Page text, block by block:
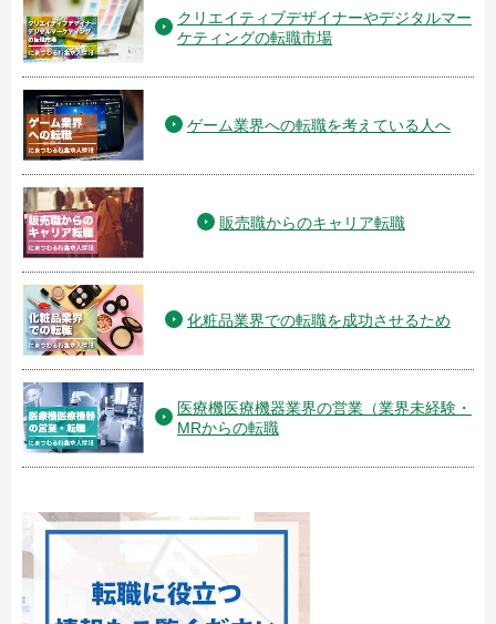
クリエイティブデザイナーやデジタルマー
ケティングの転職市場
ゲーム業界への転職を考えている人へ
販売職からのキャリア転職
化粧品業界での転職を成功させるため
医療機医療機器業界の営業（業界未経験・
MRからの転職